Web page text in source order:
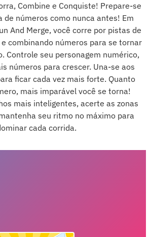
Combine e Conquiste! Prepare-se
de números como nunca antes! Em
And Merge, você corre por pistas de
combinando números para se tornar
Controle seu personagem numérico,
números para crescer. Una-se aos
ficar cada vez mais forte. Quanto
mais imparável você se torna!
mais inteligentes, acerte as zonas
seu ritmo no máximo para
cada corrida.